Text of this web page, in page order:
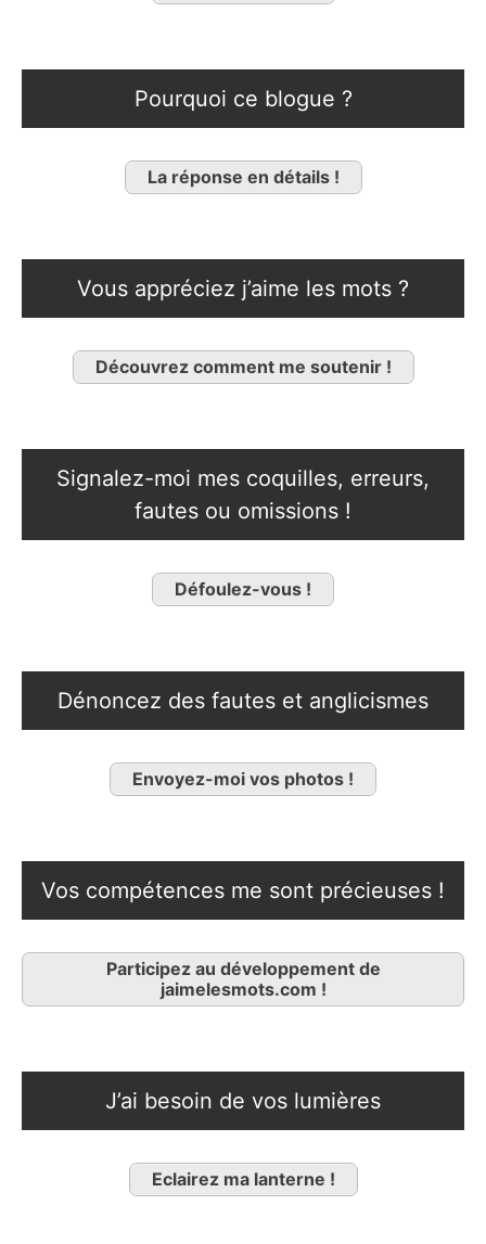
Pourquoi ce blogue ?
La réponse en détails !
Vous appréciez j’aime les mots ?
Découvrez comment me soutenir !
Signalez-moi mes coquilles, erreurs,
fautes ou omissions !
Défoulez-vous !
Dénoncez des fautes et anglicismes
Envoyez-moi vos photos !
Vos compétences me sont précieuses !
Participez au développement de
jaimelesmots.com !
J’ai besoin de vos lumières
Eclairez ma lanterne !